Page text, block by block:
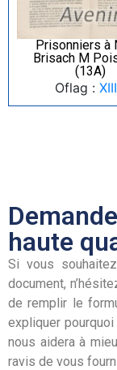
Prisonniers à
Brisach M
(13A)
Oflag :
haute
Si vous
document,
de remplir le
expliquer
nous aidera à
ravis de vous